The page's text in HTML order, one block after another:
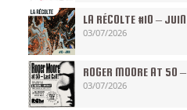
LA RÉCOLTE #10 –
03/07/2026
ROGER MOORE AT
03/07/2026